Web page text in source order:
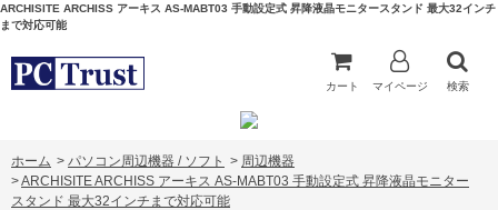
ARCHISITE ARCHISS アーキス AS-MABT03 手動設定式 昇降液晶モニタースタンド 最大32インチ
まで対応可能
カート マイページ 検索
ホーム > パソコン周辺機器 / ソフト > 周辺機器
>ARCHISITE ARCHISS アーキス AS-MABT03 手動設定式 昇降液晶モニター
スタンド 最大32インチまで対応可能